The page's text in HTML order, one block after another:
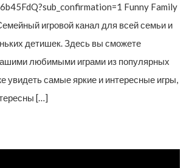
Funny Family
игровой канал для всей семьи и
детишек. Здесь вы сможете
любимыми играми из популярных
увидеть самые яркие и интересные игры,
[…]